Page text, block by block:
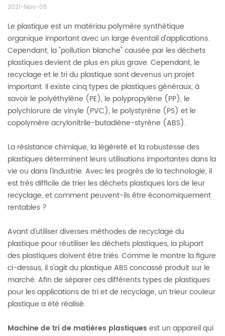
2021-Nov-05
Le plastique est un matériau polymère synthétique
organique important avec un large éventail d'applications.
Cependant, la "pollution blanche" causée par les déchets
plastiques devient de plus en plus grave. Cependant, le
recyclage et le tri du plastique sont devenus un projet
important. Il existe cinq types de plastiques généraux, à
savoir le polyéthylène (PE), le polypropylène (PP), le
polychlorure de vinyle (PVC), le polystyrène (PS) et le
copolymère acrylonitrile-butadiène-styrène (ABS).
La résistance chimique, la légèreté et la robustesse des
plastiques déterminent leurs utilisations importantes dans la
vie ou dans l'industrie. Avec les progrès de la technologie, il
est très difficile de trier les déchets plastiques lors de leur
recyclage, et comment peuvent-ils être économiquement
rentables ?
Avant d'utiliser diverses méthodes de recyclage du
plastique pour réutiliser les déchets plastiques, la plupart
des plastiques doivent être triés. Comme le montre la figure
ci-dessus, il s'agit du plastique ABS concassé produit sur le
marché. Afin de séparer ces différents types de plastiques
pour les applications de tri et de recyclage, un trieur couleur
plastique a été réalisé.
Machine de tri de matières plastiques est un appareil qui